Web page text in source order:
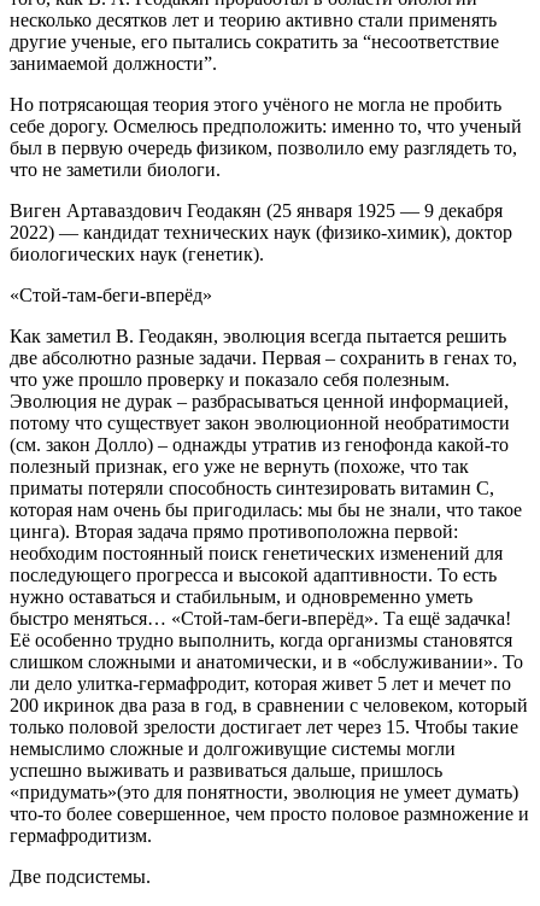
несколько десятков лет и теорию активно стали применять
другие ученые, его пытались сократить за “несоответствие
занимаемой должности”.
Но потрясающая теория этого учёного не могла не пробить
себе дорогу. Осмелюсь предположить: именно то, что ученый
был в первую очередь физиком, позволило ему разглядеть то,
что не заметили биологи.
Виген Артаваздович Геодакян (25 января 1925 — 9 декабря
2022) — кандидат технических наук (физико-химик), доктор
биологических наук (генетик).
«Стой-там-беги-вперёд»
Как заметил В. Геодакян, эволюция всегда пытается решить
две абсолютно разные задачи. Первая – сохранить в генах то,
что уже прошло проверку и показало себя полезным.
Эволюция не дурак – разбрасываться ценной информацией,
потому что существует закон эволюционной необратимости
(см. закон Долло) – однажды утратив из генофонда какой-то
полезный признак, его уже не вернуть (похоже, что так
приматы потеряли способность синтезировать витамин С,
которая нам очень бы пригодилась: мы бы не знали, что такое
цинга). Вторая задача прямо противоположна первой:
необходим постоянный поиск генетических изменений для
последующего прогресса и высокой адаптивности. То есть
нужно оставаться и стабильным, и одновременно уметь
быстро меняться… «Стой-там-беги-вперёд». Та ещё задачка!
Её особенно трудно выполнить, когда организмы становятся
слишком сложными и анатомически, и в «обслуживании». То
ли дело улитка-гермафродит, которая живет 5 лет и мечет по
200 икринок два раза в год, в сравнении с человеком, который
только половой зрелости достигает лет через 15. Чтобы такие
немыслимо сложные и долгоживущие системы могли
успешно выживать и развиваться дальше, пришлось
«придумать»(это для понятности, эволюция не умеет думать)
что-то более совершенное, чем просто половое размножение и
гермафродитизм.
Две подсистемы.